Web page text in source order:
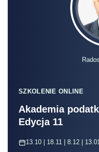
SZKOLENIE ONLINE
Akademia
Edycja 11
13.10 | 18.11 | 8.12 |